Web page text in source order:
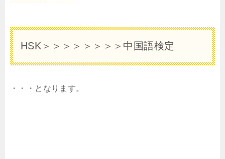
HSK＞＞＞＞＞＞＞＞中国語検定
・・・となります。